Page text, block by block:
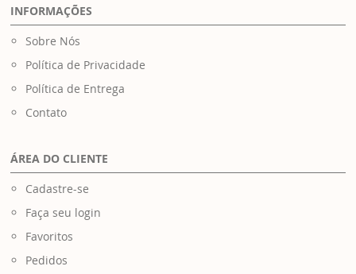
INFORMAÇÕES
Sobre Nós
Política de Privacidade
Política de Entrega
Contato
ÁREA DO CLIENTE
Cadastre-se
Faça seu login
Favoritos
Pedidos